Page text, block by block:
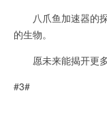
八爪鱼加速器的探
的生物。
愿未来能揭开更多
#3#